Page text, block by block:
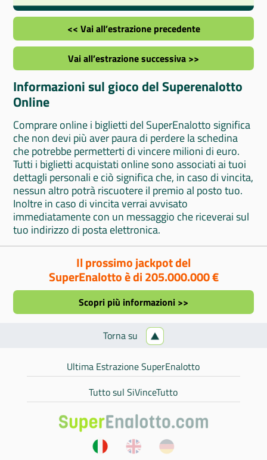
<< Vai all’estrazione precedente
Vai all’estrazione successiva >>
Informazioni sul gioco del Superenalotto
Online
Comprare online i biglietti del SuperEnalotto significa
che non devi più aver paura di perdere la schedina
che potrebbe permetterti di vincere milioni di euro.
Tutti i biglietti acquistati online sono associati ai tuoi
dettagli personali e ciò significa che, in caso di vincita,
nessun altro potrà riscuotere il premio al posto tuo.
Inoltre in caso di vincita verrai avvisato
immediatamente con un messaggio che riceverai sul
tuo indirizzo di posta elettronica.
Il prossimo jackpot del
SuperEnalotto è di 205.000.000 €
Scopri più informazioni >>
Torna su
Ultima Estrazione SuperEnalotto
Tutto sul SiVinceTutto